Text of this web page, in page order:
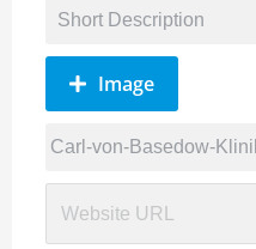
Image